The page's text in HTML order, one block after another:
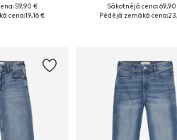
izmēros
59,90 €
cena:19,16 €
Sākotnējā cena:
Pēdējā zemākā cena: